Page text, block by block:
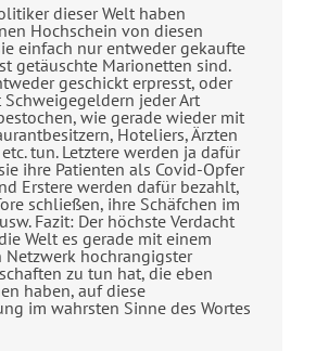
dieser Welt haben
Hochschein von diesen
einfach nur entweder gekaufte
getäuschte Marionetten sind.
geschickt erpresst, oder
jeder Art
wie gerade wieder mit
Hoteliers, Ärzten
tun. Letztere werden ja dafür
ihre Patienten als Covid-Opfer
Erstere werden dafür bezahlt,
schließen, ihre Schäfchen im
Fazit: Der höchste Verdacht
Welt es gerade mit einem
Netzwerk hochrangigster
zu tun hat, die eben
haben, auf diese
im wahrsten Sinne des Wortes